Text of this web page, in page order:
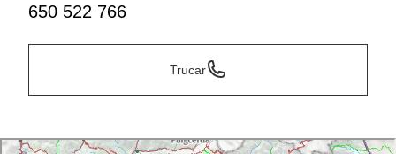
650 522 766
Trucar